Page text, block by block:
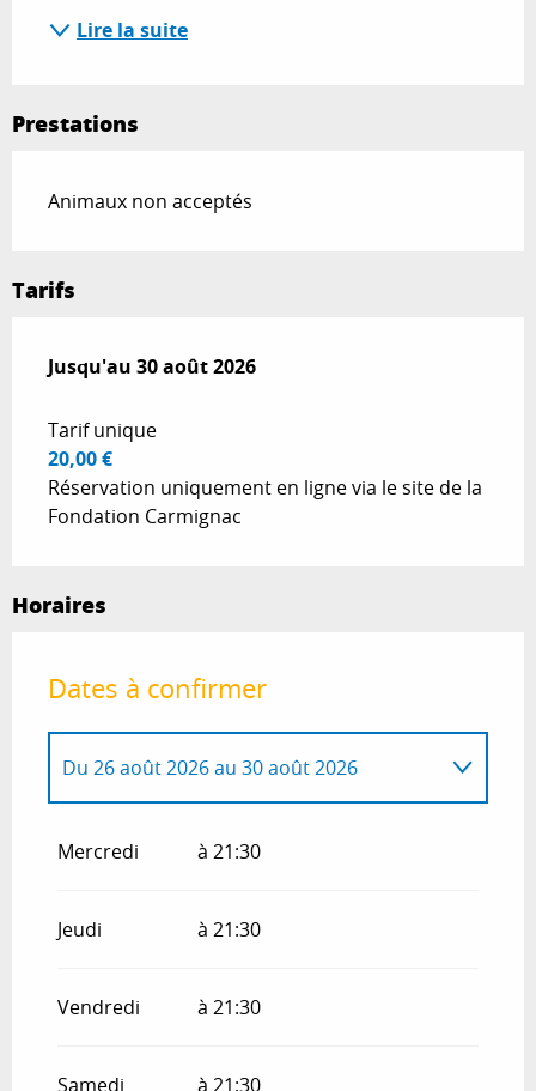
Lire la suite
Prestations
Animaux non acceptés
Tarifs
Du27 juillet 2026au30 août 2026
Jusqu'au 30 août 2026
Tarif unique
20,00 €
Réservation uniquement en ligne via le site de la
Fondation Carmignac
Horaires
Dates à confirmer
27 juillet 2026
Du 26 août 2026au 30 août 2026
Mercredi à 21:30
Jeudi à 21:30
Vendredi à 21:30
Samedi à 21:30